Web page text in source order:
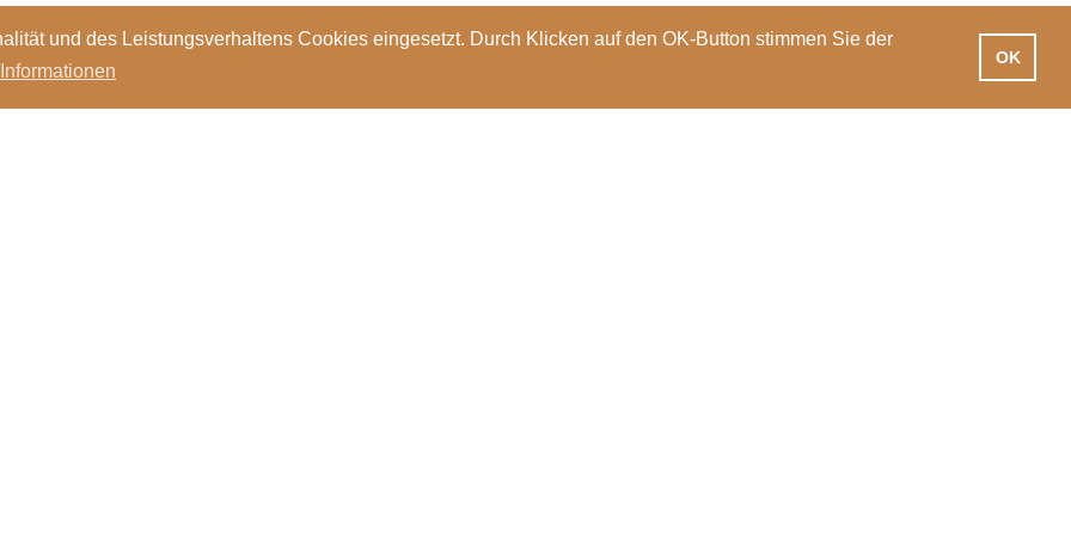
und des Leistungsverhaltens Cookies eingesetzt. Durch Klicken auf den OK-Button stimmen Sie der
OK